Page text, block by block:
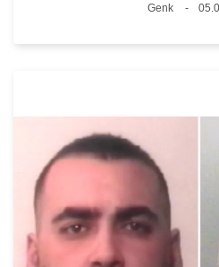
Plaats
Genk